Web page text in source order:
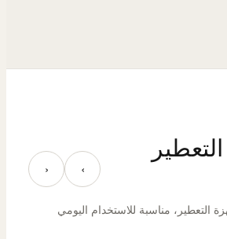
مناسبة للاستخدام اليومي
›
‹